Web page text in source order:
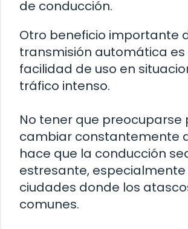
de conducción.
Otro beneficio importante
transmisión automática es
facilidad de uso en
tráfico intenso.
No tener que preocuparse
cambiar constantemente
hace que la conducción
estresante, especialmente
ciudades donde los
comunes.